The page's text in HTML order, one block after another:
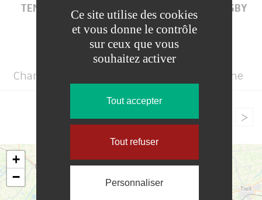
TENNIS COUVERT
Changis-sur-Marne
TERRAIN DE RUGBY
Saâcy-sur-Marne
1 >
+
−
Ce site utilise des cookies
et vous donne le contrôle
sur ceux que vous
souhaitez activer
Tout accepter
Tout refuser
Personnaliser